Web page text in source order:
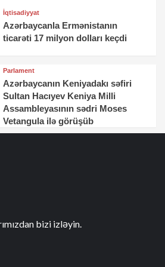
İqtisadiyyat
Azərbaycanla Ermənistanın
ticarəti 17 milyon dolları keçdi
Parlament
Azərbaycanın Keniyadakı səfiri
Sultan Hacıyev Keniya Milli
Assambleyasının sədri Moses
Vetangula ilə görüşüb
bizi izləyin.